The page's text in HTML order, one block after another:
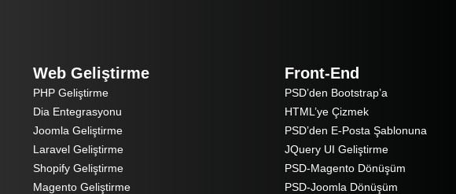
Web Geliştirme
PHP Geliştirme
Dia Entegrasyonu
Joomla Geliştirme
Laravel Geliştirme
Shopify Geliştirme
Magento Geliştirme
Front-End
PSD’den Bootstrap’a
HTML’ye Çizmek
PSD’den E-Posta Şablonuna
JQuery UI Geliştirme
PSD-Magento Dönüşüm
PSD-Joomla Dönüşüm